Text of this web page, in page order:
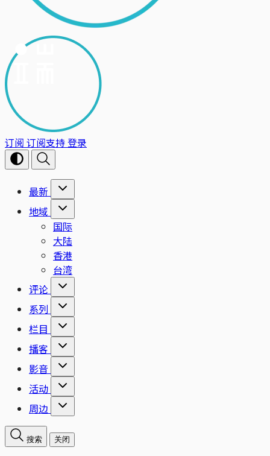
订阅 订阅支持登录
最新
地域
国际
大陆
香港
台湾
评论
系列
栏目
播客
影音
活动
周边
搜索 关闭